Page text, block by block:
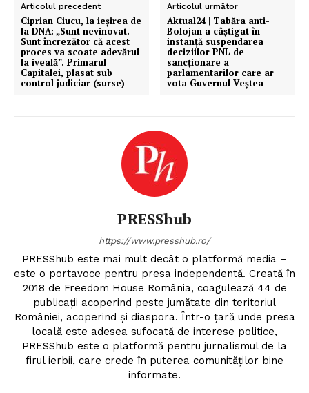
Articolul precedent
Ciprian Ciucu, la ieșirea de
la DNA: „Sunt nevinovat.
Sunt încrezător că acest
proces va scoate adevărul
la iveală”. Primarul
Capitalei, plasat sub
control judiciar (surse)
Articolul următor
Aktual24 | Tabăra anti-
Bolojan a câștigat în
instanță suspendarea
deciziilor PNL de
sancționare a
parlamentarilor care ar
vota Guvernul Veștea
PRESShub
https://www.presshub.ro/
PRESShub este mai mult decât o platformă media –
este o portavoce pentru presa independentă. Creată în
2018 de Freedom House România, coagulează 44 de
publicații acoperind peste jumătate din teritoriul
României, acoperind și diaspora. Într-o țară unde presa
locală este adesea sufocată de interese politice,
PRESShub este o platformă pentru jurnalismul de la
firul ierbii, care crede în puterea comunităților bine
informate.